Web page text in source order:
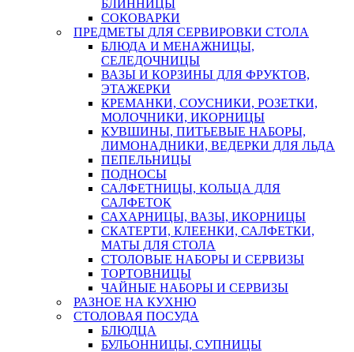
БЛИННИЦЫ
СОКОВАРКИ
ПРЕДМЕТЫ ДЛЯ СЕРВИРОВКИ СТОЛА
БЛЮДА И МЕНАЖНИЦЫ,
СЕЛЕДОЧНИЦЫ
ВАЗЫ И КОРЗИНЫ ДЛЯ ФРУКТОВ,
ЭТАЖЕРКИ
КРЕМАНКИ, СОУСНИКИ, РОЗЕТКИ,
МОЛОЧНИКИ, ИКОРНИЦЫ
КУВШИНЫ, ПИТЬЕВЫЕ НАБОРЫ,
ЛИМОНАДНИКИ, ВЕДЕРКИ ДЛЯ ЛЬДА
ПЕПЕЛЬНИЦЫ
ПОДНОСЫ
САЛФЕТНИЦЫ, КОЛЬЦА ДЛЯ
САЛФЕТОК
САХАРНИЦЫ, ВАЗЫ, ИКОРНИЦЫ
СКАТЕРТИ, КЛЕЕНКИ, САЛФЕТКИ,
МАТЫ ДЛЯ СТОЛА
СТОЛОВЫЕ НАБОРЫ И СЕРВИЗЫ
ТОРТОВНИЦЫ
ЧАЙНЫЕ НАБОРЫ И СЕРВИЗЫ
РАЗНОЕ НА КУХНЮ
СТОЛОВАЯ ПОСУДА
БЛЮДЦА
БУЛЬОННИЦЫ, СУПНИЦЫ